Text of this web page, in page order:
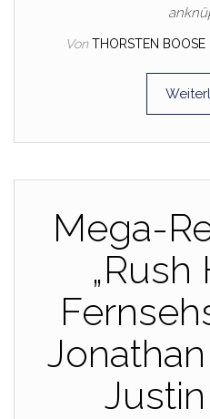
Von THORSTEN BOOSE
Mega-
„Rush